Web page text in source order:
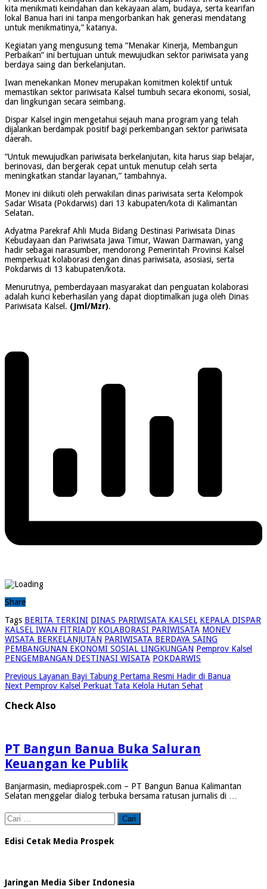
kita menikmati keindahan dan kekayaan alam, budaya, serta kearifan
lokal Banua hari ini tanpa mengorbankan hak generasi mendatang
untuk menikmatinya,” katanya.
Kegiatan yang mengusung tema “Menakar Kinerja, Membangun
Perbaikan” ini bertujuan untuk mewujudkan sektor pariwisata yang
berdaya saing dan berkelanjutan.
Iwan menekankan Monev merupakan komitmen kolektif untuk
memastikan sektor pariwisata Kalsel tumbuh secara ekonomi, sosial,
dan lingkungan secara seimbang.
Dispar Kalsel ingin mengetahui sejauh mana program yang telah
dijalankan berdampak positif bagi perkembangan sektor pariwisata
daerah.
“Untuk mewujudkan pariwisata berkelanjutan, kita harus siap belajar,
berinovasi, dan bergerak cepat untuk menutup celah serta
meningkatkan standar layanan,” tambahnya.
Monev ini diikuti oleh perwakilan dinas pariwisata serta Kelompok
Sadar Wisata (Pokdarwis) dari 13 kabupaten/kota di Kalimantan
Selatan.
Adyatma Parekraf Ahli Muda Bidang Destinasi Pariwisata Dinas
Kebudayaan dan Pariwisata Jawa Timur, Wawan Darmawan, yang
hadir sebagai narasumber, mendorong Pemerintah Provinsi Kalsel
memperkuat kolaborasi dengan dinas pariwisata, asosiasi, serta
Pokdarwis di 13 kabupaten/kota.
Menurutnya, pemberdayaan masyarakat dan penguatan kolaborasi
adalah kunci keberhasilan yang dapat dioptimalkan juga oleh Dinas
Pariwisata Kalsel. (Jml/Mzr).
Share
Tags BERITA TERKINI DINAS PARIWISATA KALSEL KEPALA DISPAR
KALSEL IWAN FITRIADY KOLABORASI PARIWISATA MONEV
WISATA BERKELANJUTAN PARIWISATA BERDAYA SAING
PEMBANGUNAN EKONOMI SOSIAL LINGKUNGAN Pemprov Kalsel
PENGEMBANGAN DESTINASI WISATA POKDARWIS
Previous Layanan Bayi Tabung Pertama Resmi Hadir di Banua
Next Pemprov Kalsel Perkuat Tata Kelola Hutan Sehat
Check Also
PT Bangun Banua Buka Saluran
Keuangan ke Publik
Banjarmasin, mediaprospek.com – PT Bangun Banua Kalimantan
Selatan menggelar dialog terbuka bersama ratusan jurnalis di …
Cari
untuk:
Edisi Cetak Media Prospek
Jaringan Media Siber Indonesia